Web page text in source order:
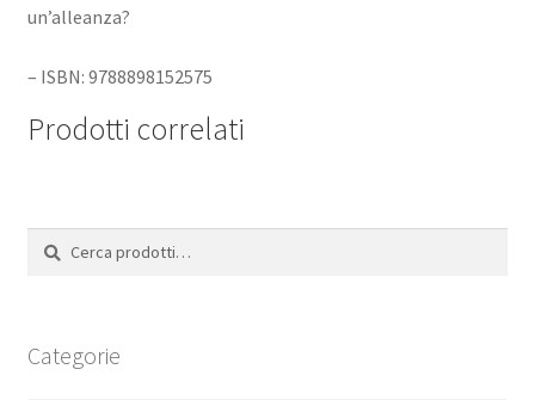
un’alleanza?
– ISBN: 9788898152575
Prodotti correlati
Cerca:
Cerca
Categorie